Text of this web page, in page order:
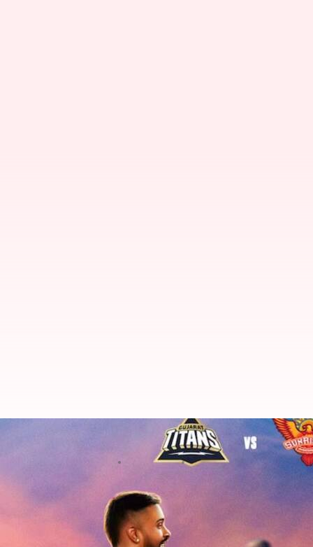
IPL 2023 : గుజరాత్ టైటాన్స్ పై గెలిచి
May 15, 2023 12:37 pm
ఈ వార్తాకథనం ఏంటి
ఇండియన్ ప్రీమియర్ లీగ్2023లో భాగంగా 62వ